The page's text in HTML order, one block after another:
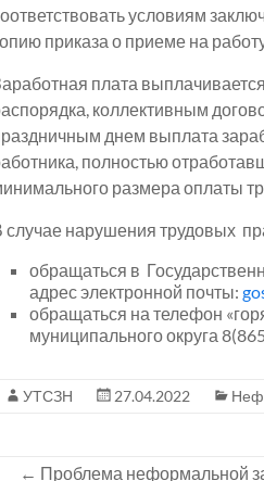
условиям
приказа о приеме на
плата
коллективным
днем выплата
полностью
размера оплаты
случае нарушения трудовых
обращаться в
адрес электронной почты:
обращаться на телефон
муниципального округа
УТСЗН 27.04.2022
← Проблема неформальной